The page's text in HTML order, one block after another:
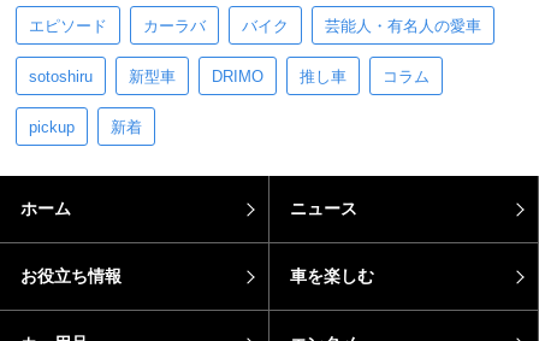
エピソード カーラバ バイク 芸能人・有名人の愛車
sotoshiru 新型車 DRIMO 推し車 コラム
pickup 新着
ホーム ニュース
お役立ち情報 車を楽しむ